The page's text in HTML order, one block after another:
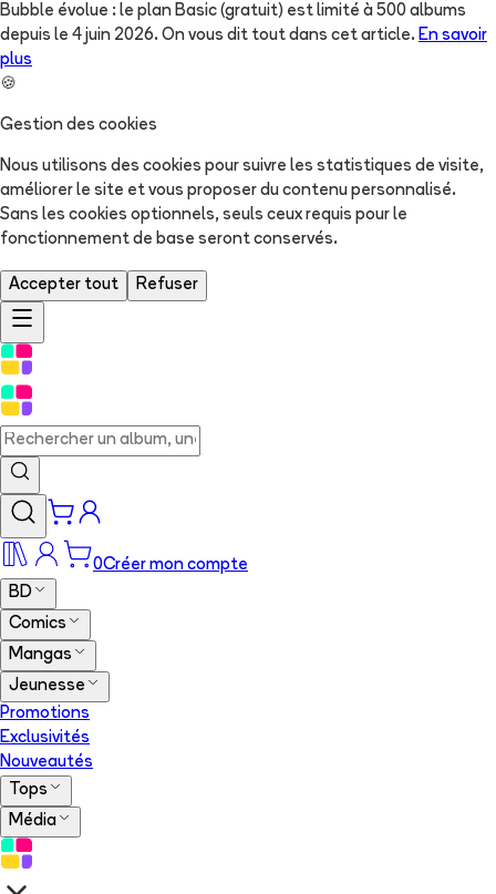
Bubble évolue : le plan Basic (gratuit) est limité à 500 albums
depuis le 4 juin 2026. On vous dit tout dans cet article. En savoir
plus
🍪
Gestion des cookies
Nous utilisons des cookies pour suivre les statistiques de visite,
améliorer le site et vous proposer du contenu personnalisé.
Sans les cookies optionnels, seuls ceux requis pour le
fonctionnement de base seront conservés.
Accepter tout Refuser
0Créer mon compte
BD
Comics
Mangas
Jeunesse
Promotions
Exclusivités
Nouveautés
Tops
Média